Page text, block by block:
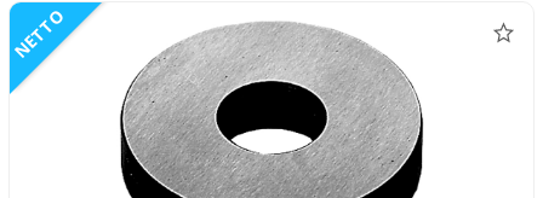
NETTO